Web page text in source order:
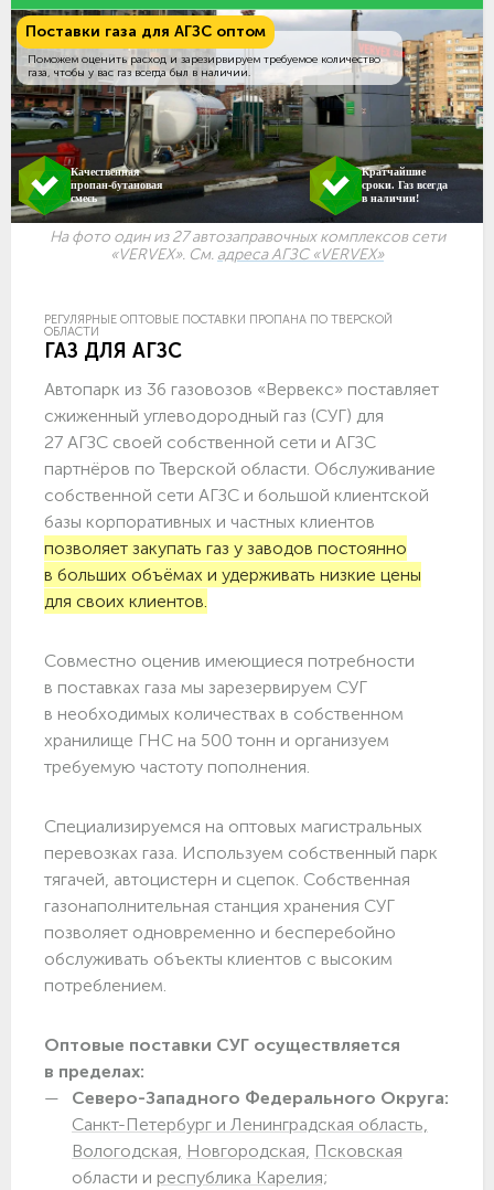
Поставки газа для АГЗС оптом
Поможем оценить расход и зарезирвируем требуемое количество
газа, чтобы у вас газ всегда был в наличии.
Качественная
пропан-бутановая
смесь
Кратчайшие
сроки. Газ всегда
в наличии!
На фото один из 27 автозаправочных комплексов сети
«VERVEX». См. адреса АГЗС «VERVEX»
РЕГУЛЯРНЫЕ ОПТОВЫЕ ПОСТАВКИ ПРОПАНА ПО ТВЕРСКОЙ
ОБЛАСТИ
ГАЗ ДЛЯ АГЗС
Автопарк из 36 газовозов «Вервекс» поставляет
сжиженный углеводородный газ (СУГ) для
27 АГЗС своей собственной сети и АГЗС
партнёров по Тверской области. Обслуживание
собственной сети АГЗС и большой клиентской
базы корпоративных и частных клиентов
позволяет закупать газ у заводов постоянно
в больших объёмах и удерживать низкие цены
для своих клиентов.
Совместно оценив имеющиеся потребности
в поставках газа мы зарезервируем СУГ
в необходимых количествах в собственном
хранилище ГНС на 500 тонн и организуем
требуемую частоту пополнения.
Специализируемся на оптовых магистральных
перевозках газа. Используем собственный парк
тягачей, автоцистерн и сцепок. Собственная
газонаполнительная станция хранения СУГ
позволяет одновременно и бесперебойно
обслуживать объекты клиентов с высоким
потреблением.
Оптовые поставки СУГ осуществляется
в пределах:
Северо-Западного Федерального Округа:
Санкт-Петербург и Ленинградская область,
Вологодская, Новгородская, Псковская
области и республика Карелия;